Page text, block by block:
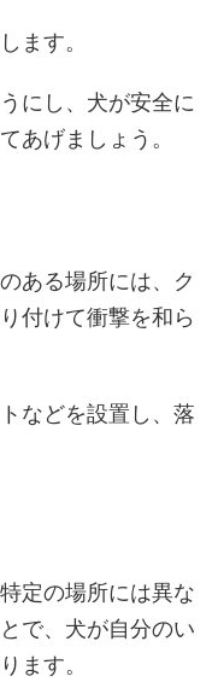
ます。
にし、犬が安全に
あげましょう。
ある場所には、ク
付けて衝撃を和ら
などを設置し、落
定の場所には異な
で、犬が自分のい
ます。